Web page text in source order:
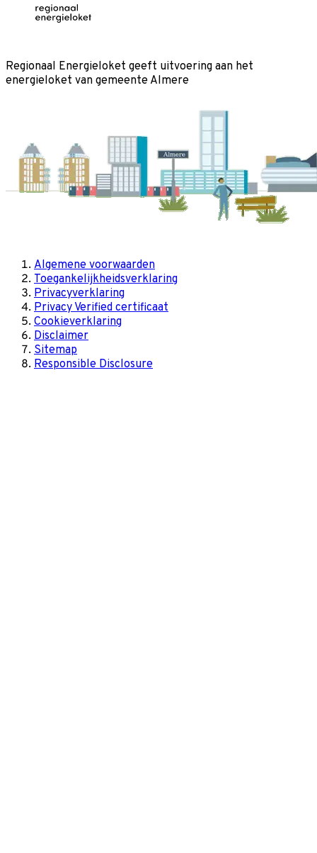
Regionaal Energieloket geeft uitvoering aan het
energieloket van gemeente Almere
Algemene voorwaarden
Toegankelijkheidsverklaring
Privacyverklaring
Privacy Verified certificaat
Cookieverklaring
Disclaimer
Sitemap
Responsible Disclosure